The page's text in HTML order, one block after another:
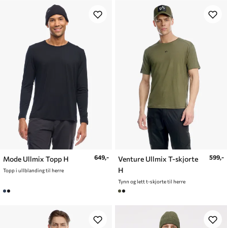
Mode Ullmix Topp H
Topp i ullblanding til herre
649,-
Venture Ullmix T-skjorte
H
Tynn og lett t-skjorte til herre
599,-